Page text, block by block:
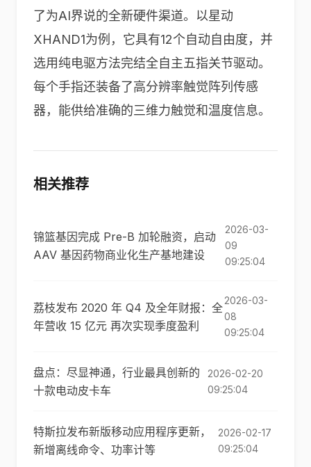
了为AI界说的全新硬件渠道。以星动
XHAND1为例，它具有12个自动自由度，并
选用纯电驱方法完结全自主五指关节驱动。
每个手指还装备了高分辨率触觉阵列传感
器，能供给准确的三维力触觉和温度信息。
相关推荐
锦篮基因完成 Pre-B 加轮融资，启动
AAV 基因药物商业化生产基地建设
2026-03-
09
09:25:04
荔枝发布 2020 年 Q4 及全年财报：全
年营收 15 亿元 再次实现季度盈利
2026-03-
08
09:25:04
盘点：尽显神通，行业最具创新的
十款电动皮卡车
2026-02-20
09:25:04
特斯拉发布新版移动应用程序更新，
新增离线命令、功率计等
2026-02-17
09:25:04